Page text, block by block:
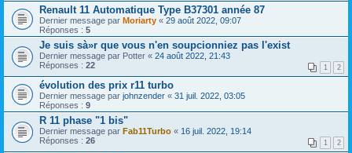
Renault 11 Automatique Type B37301 année 87
Dernier message par Moriarty « 29 août 2022, 09:07
Réponses : 5
Je suis sà»r que vous n'en soupcionniez pas l'exist
Dernier message par Potter « 24 août 2022, 21:43
Réponses : 22 1 2
évolution des prix r11 turbo
Dernier message par johnzender « 31 juil. 2022, 03:05
Réponses : 9
R 11 phase "1 bis"
Dernier message par Fab11Turbo « 16 juil. 2022, 19:14
Réponses : 26 1 2